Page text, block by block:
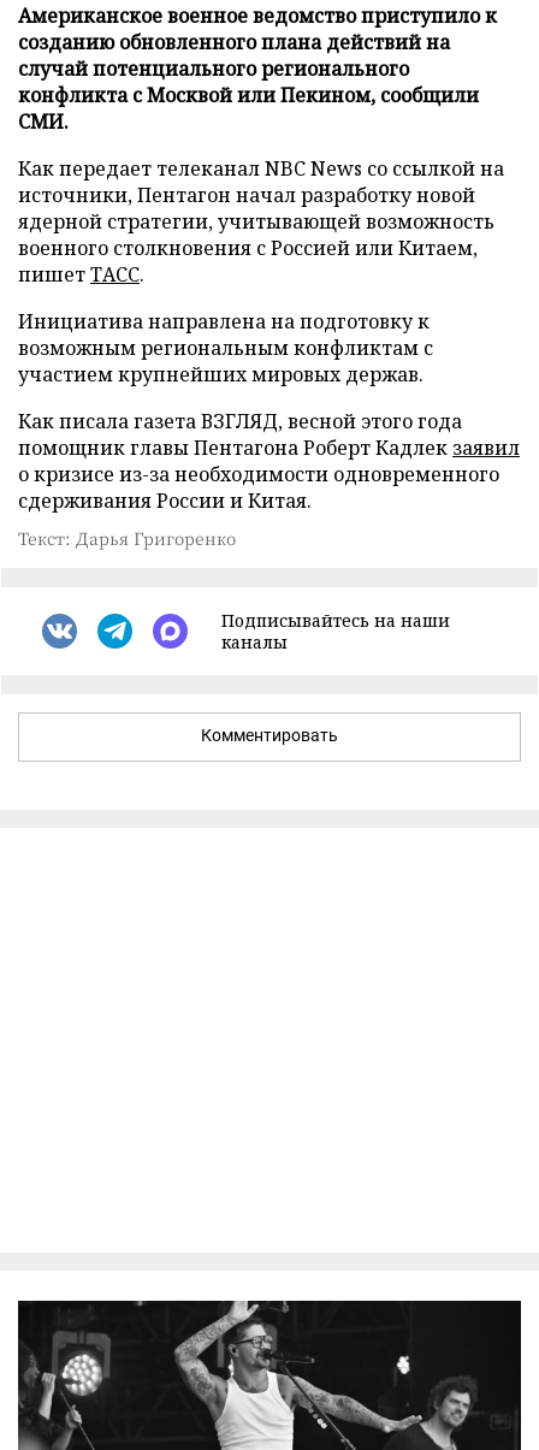
Американское военное ведомство приступило к
созданию обновленного плана действий на
случай потенциального регионального
конфликта с Москвой или Пекином, сообщили
СМИ.
Как передает телеканал NBC News со ссылкой на
источники, Пентагон начал разработку новой
ядерной стратегии, учитывающей возможность
военного столкновения с Россией или Китаем,
пишетТАСС.
Инициатива направлена на подготовку к
возможным региональным конфликтам с
участием крупнейших мировых держав.
Как писала газета ВЗГЛЯД, весной этого года
помощник главы Пентагона Роберт Кадлек заявил
о кризисе из-за необходимости одновременного
сдерживания России и Китая.
Текст: Дарья Григоренко
Подписывайтесь на наши
каналы
Комментировать